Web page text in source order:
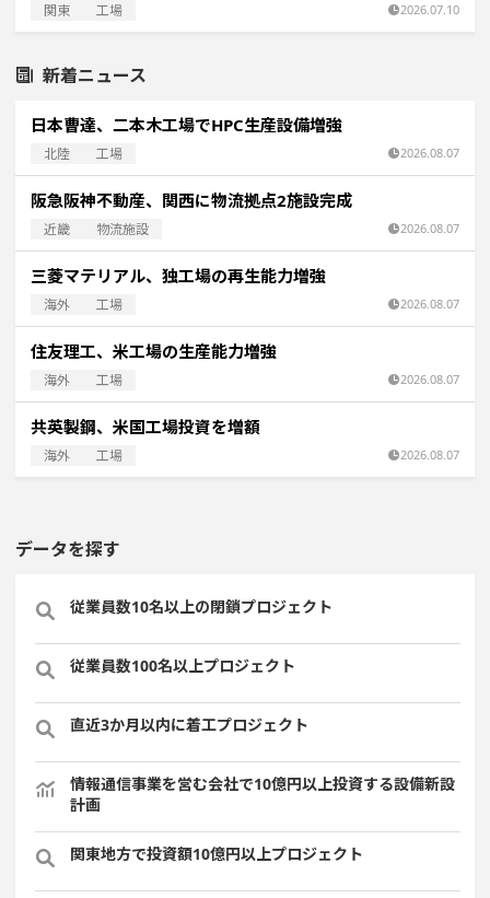
関東 工場 2026.07.10
新着ニュース
日本曹達、二本木工場でHPC生産設備増強
北陸 工場 2026.08.07
阪急阪神不動産、関西に物流拠点2施設完成
近畿 物流施設 2026.08.07
三菱マテリアル、独工場の再生能力増強
海外 工場 2026.08.07
住友理工、米工場の生産能力増強
海外 工場 2026.08.07
共英製鋼、米国工場投資を増額
海外 工場 2026.08.07
データを探す
従業員数10名以上の閉鎖プロジェクト
従業員数100名以上プロジェクト
直近3か月以内に着工プロジェクト
情報通信事業を営む会社で10億円以上投資する設備新設
計画
関東地方で投資額10億円以上プロジェクト